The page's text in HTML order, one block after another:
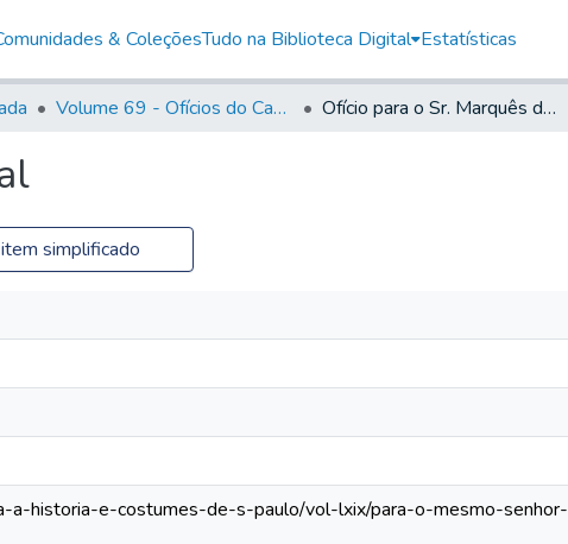
& ColeçõesTudo na Biblioteca Digital Estatísticas
Volume 69 - Ofícios do Capitão D. Luiz Antonio de Souza Botelho Mourão aos Vice-Reis e Ministros (1771-1772) Ofício para o Sr. Marquês de Pombal
simplificado
a-historia-e-costumes-de-s-paulo/vol-lxix/para-o-mesmo-senhor-